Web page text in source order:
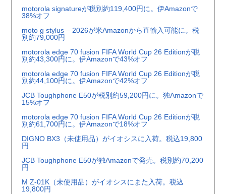
motorola signatureが税別約119,400円に。伊Amazonで
38%オフ
moto g stylus – 2026が米Amazonから直輸入可能に。税
別約79,000円
motorola edge 70 fusion FIFA World Cup 26 Editionが税
別約43,300円に。伊Amazonで43%オフ
motorola edge 70 fusion FIFA World Cup 26 Editionが税
別約44,100円に。伊Amazonで42%オフ
JCB Toughphone E50が税別約59,200円に。独Amazonで
15%オフ
motorola edge 70 fusion FIFA World Cup 26 Editionが税
別約61,700円に。伊Amazonで18%オフ
DIGNO BX3（未使用品）がイオシスに入荷。税込19,800
円
JCB Toughphone E50が独Amazonで発売。税別約70,200
円
M Z-01K（未使用品）がイオシスにまた入荷。税込
19,800円